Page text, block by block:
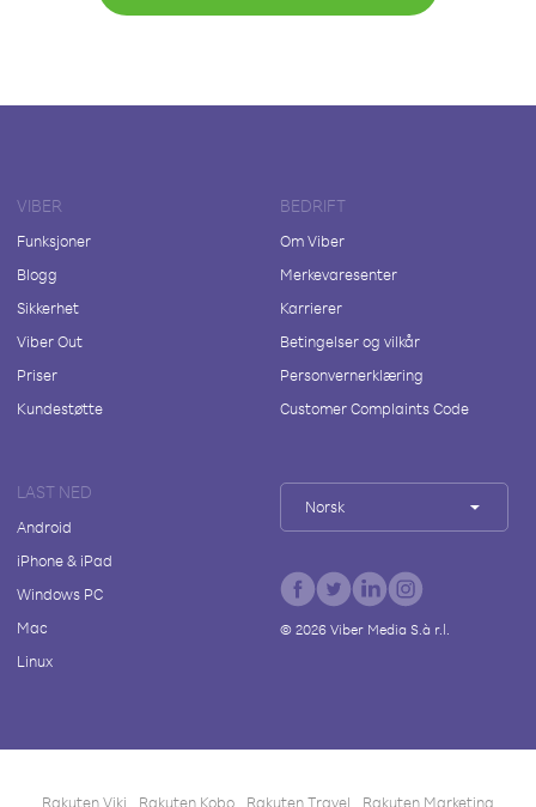
VIBER
Funksjoner
Blogg
Sikkerhet
Viber Out
Priser
Kundestøtte
BEDRIFT
Om Viber
Merkevaresenter
Karrierer
Betingelser og vilkår
Personvernerklæring
Customer Complaints Code
LAST NED
Android
iPhone & iPad
Windows PC
Mac
Linux
Norsk
© 2026Viber Media S.à r.l.
Rakuten Viki Rakuten Kobo Rakuten Travel Rakuten Marketing